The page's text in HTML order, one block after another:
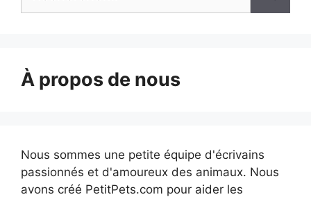
À propos de nous
Nous sommes une petite équipe d'écrivains
passionnés et d'amoureux des animaux. Nous
avons créé PetitPets.com pour aider les